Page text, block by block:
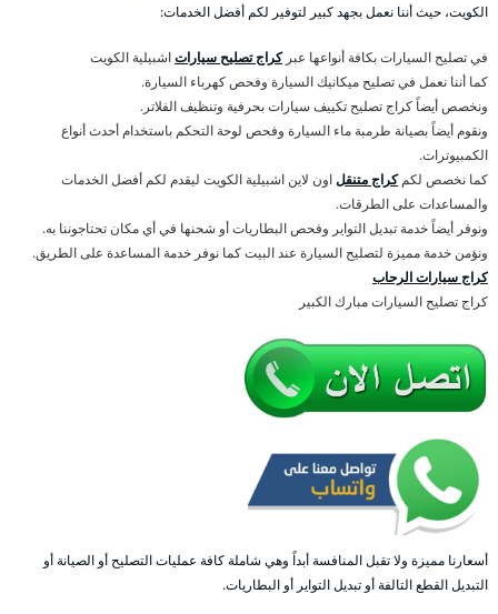
الكويت، حيث أننا نعمل بجهد كبير لتوفير لكم أفضل الخدمات:
في تصليح السيارات بكافة أنواعها عبركراج تصليح سياراتاشبيلية الكويت
كما أننا نعمل في تصليح ميكانيك السيارة وفحص كهرباء السيارة.
ونخصص أيضاً كراج تصليح تكييف سيارات بحرفية وتنظيف الفلاتر.
ونقوم أيضاً بصيانة طرمبة ماء السيارة وفحص لوحة التحكم باستخدام أحدث أنواع
الكمبيوترات.
كما نخصص لكمكراج متنقلاون لاين اشبيلية الكويت ليقدم لكم أفضل الخدمات
والمساعدات على الطرقات.
ونوفر أيضاً خدمة تبديل التواير وفحص البطاريات أو شحنها في أي مكان تحتاجوننا به.
ونؤمن خدمة مميزة لتصليح السيارة عند البيت كما نوفر خدمة المساعدة على الطريق.
كراج سيارات الرحاب
كراج تصليح السيارات مبارك الكبير
أسعارنا مميزة ولا تقبل المنافسة أبداً وهي شاملة كافة عمليات التصليح أو الصيانة أو
التبديل القطع التالفة أو تبديل التواير أو البطاريات.